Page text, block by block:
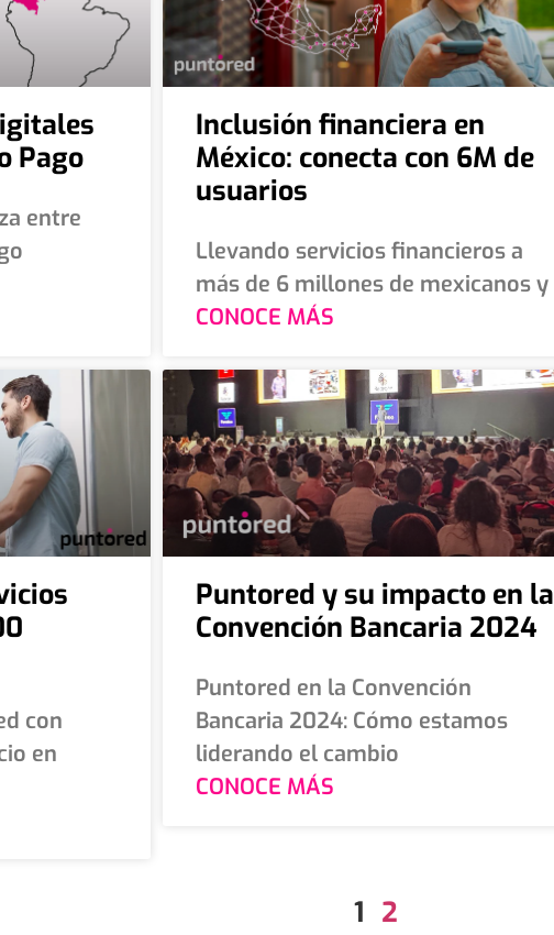
Pago
entre
Inclusión financiera en
México: conecta con 6M de
usuarios
Llevando servicios financieros a
más de 6 millones de mexicanos y
CONOCE MÁS
con
en
Puntored y su impacto en la
Convención Bancaria 2024
Puntored en la Convención
Bancaria 2024: Cómo estamos
liderando el cambio
CONOCE MÁS
1 2